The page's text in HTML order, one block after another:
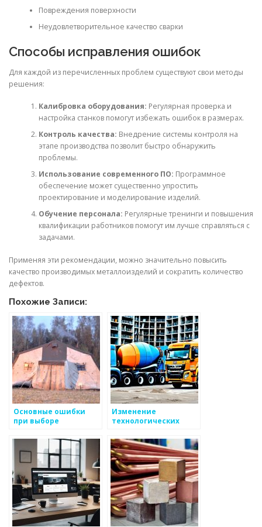
Повреждения поверхности
Неудовлетворительное качество сварки
Способы исправления ошибок
Для каждой из перечисленных проблем существуют свои методы
решения:
Калибровка оборудования: Регулярная проверка и
настройка станков помогут избежать ошибок в размерах.
Контроль качества: Внедрение системы контроля на
этапе производства позволит быстро обнаружить
проблемы.
Использование современного ПО: Программное
обеспечение может существенно упростить
проектирование и моделирование изделий.
Обучение персонала: Регулярные тренинги и повышения
квалификации работников помогут им лучше справляться с
задачами.
Применяя эти рекомендации, можно значительно повысить
качество производимых металлоизделий и сократить количество
дефектов.
Похожие Записи:
Основные ошибки
при выборе
Изменение
технологических
производстве
металлоизделий